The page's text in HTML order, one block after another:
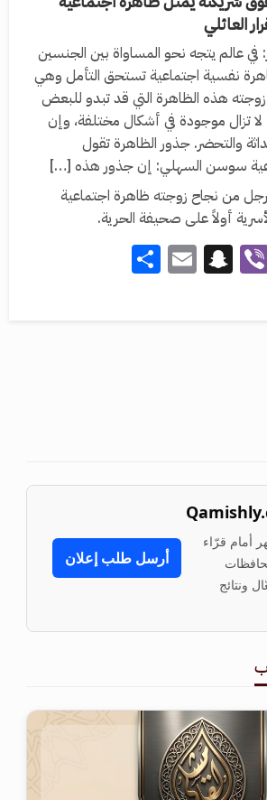
العائلي
عالم يتجه نحو المساواة بين الجنسين
نفسية اجتماعية تستحق التأمل وهي
هذه الظاهرة التي قد تبدو للبعض
تزال موجودة في أشكال مختلفة، وإن
والتحضر. جذور الظاهرة تقول
سوسن السهلي: إن جذور هذه […]
من نجاح زوجته ظاهرة اجتماعية
أولاً على صحيفة الحرية.
Viber
Snapchat
Email
أمام قرّاء
ونتائج
أرسل طلب إعلان